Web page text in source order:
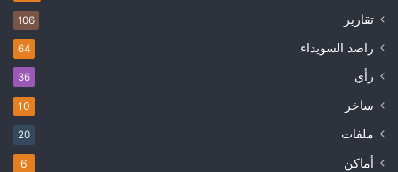
تقارير 106
راصد السويداء 64
رأي 36
ساخر 10
ملفات 20
أماكن 6